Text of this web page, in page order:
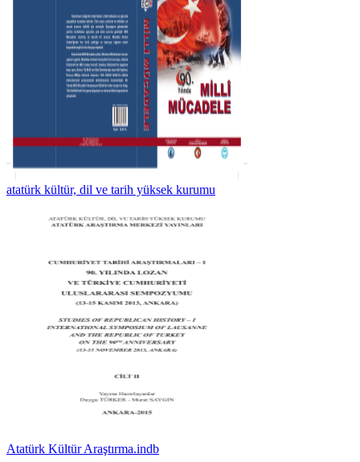
atatürk kültür, dil ve tarih yüksek kurumu
Atatürk Kültür Araştırma.indb